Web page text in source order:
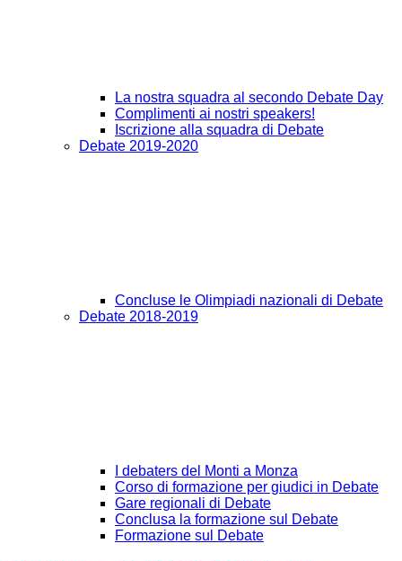
La nostra squadra al secondo Debate Day
Complimenti ai nostri speakers!
Iscrizione alla squadra di Debate
Debate 2019-2020
Concluse le Olimpiadi nazionali di Debate
Debate 2018-2019
I debaters del Monti a Monza
Corso di formazione per giudici in Debate
Gare regionali di Debate
Conclusa la formazione sul Debate
Formazione sul Debate